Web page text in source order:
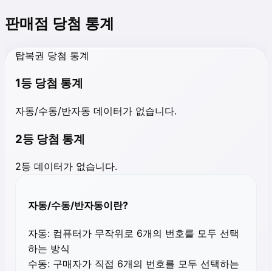
판매점 당첨 통계
탑복권 당첨 통계
1등 당첨 통계
자동/수동/반자동 데이터가 없습니다.
2등 당첨 통계
2등 데이터가 없습니다.
자동/수동/반자동이란?
자동: 컴퓨터가 무작위로 6개의 번호를 모두 선택
하는 방식
수동: 구매자가 직접 6개의 번호를 모두 선택하는